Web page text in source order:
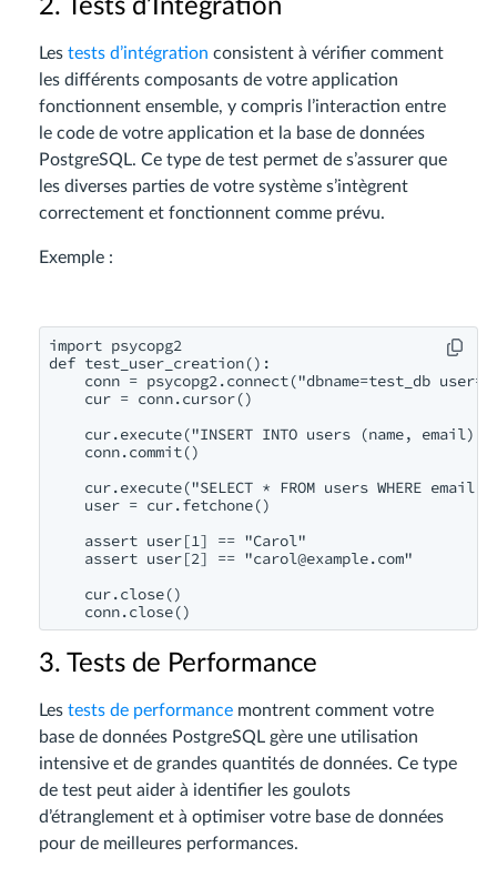
2. Tests d’Intégration
Les tests d’intégration consistent à vérifier comment
les différents composants de votre application
fonctionnent ensemble, y compris l’interaction entre
le code de votre application et la base de données
PostgreSQL. Ce type de test permet de s’assurer que
les diverses parties de votre système s’intègrent
correctement et fonctionnent comme prévu.
Exemple :
import psycopg2
def test_user_creation():
conn = psycopg2.connect("dbname=test_db
    cur = conn.cursor()
cur.execute("INSERT INTO users (name, email)
    conn.commit()
cur.execute("SELECT * FROM users WHERE email
    user = cur.fetchone()
    assert user[1] == "Carol"
    assert user[2] == "
carol@example.com"
    cur.close()
    conn.close()
3. Tests de Performance
Les tests de performance montrent comment votre
base de données PostgreSQL gère une utilisation
intensive et de grandes quantités de données. Ce type
de test peut aider à identifier les goulots
d’étranglement et à optimiser votre base de données
pour de meilleures performances.